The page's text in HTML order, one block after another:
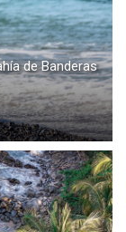
de Banderas